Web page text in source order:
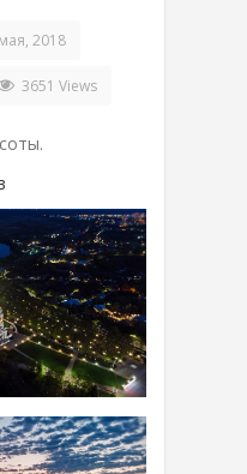
2018
3651 Views